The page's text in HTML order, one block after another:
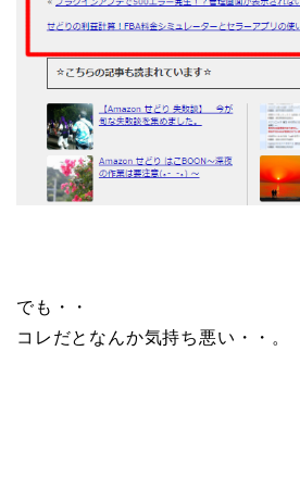
でも・・
コレだとなんか気持ち悪い・・。